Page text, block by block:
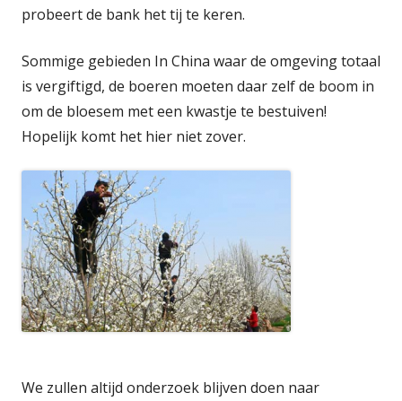
probeert de bank het tij te keren.
Sommige gebieden In China waar de omgeving totaal
is vergiftigd, de boeren moeten daar zelf de boom in
om de bloesem met een kwastje te bestuiven!
Hopelijk komt het hier niet zover.
We zullen altijd onderzoek blijven doen naar